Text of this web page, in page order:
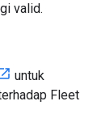
valid.
untuk
Fleet